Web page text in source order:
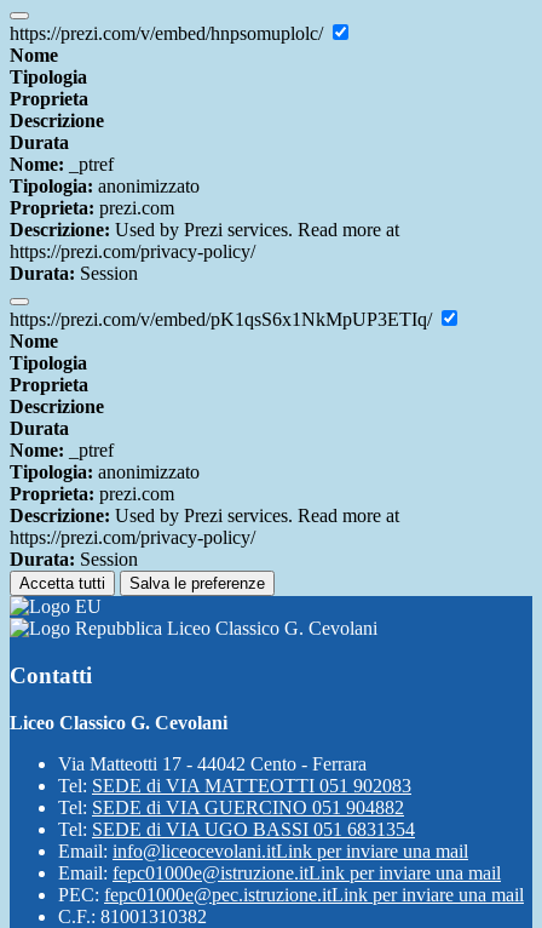
https://prezi.com/v/embed/hnpsomuplolc/
Nome
Tipologia
Proprieta
Descrizione
Durata
Nome: _ptref
Tipologia: anonimizzato
Proprieta: prezi.com
Descrizione: Used by Prezi services. Read more at
https://prezi.com/privacy-policy/
Durata: Session
https://prezi.com/v/embed/pK1qsS6x1NkMpUP3ETIq/
Nome
Tipologia
Proprieta
Descrizione
Durata
Nome: _ptref
Tipologia: anonimizzato
Proprieta: prezi.com
Descrizione: Used by Prezi services. Read more at
https://prezi.com/privacy-policy/
Durata: Session
Accetta tutti Salva le preferenze
Liceo Classico G. Cevolani
Contatti
Liceo Classico G. Cevolani
Via Matteotti 17 - 44042 Cento - Ferrara
Tel: SEDE di VIA MATTEOTTI 051 902083
Tel: SEDE di VIA GUERCINO 051 904882
Tel: SEDE di VIA UGO BASSI 051 6831354
Email: info@liceocevolani.itLink per inviare una mail
Email: fepc01000e@istruzione.itLink per inviare una mail
PEC: fepc01000e@pec.istruzione.itLink per inviare una mail
C.F.: 81001310382